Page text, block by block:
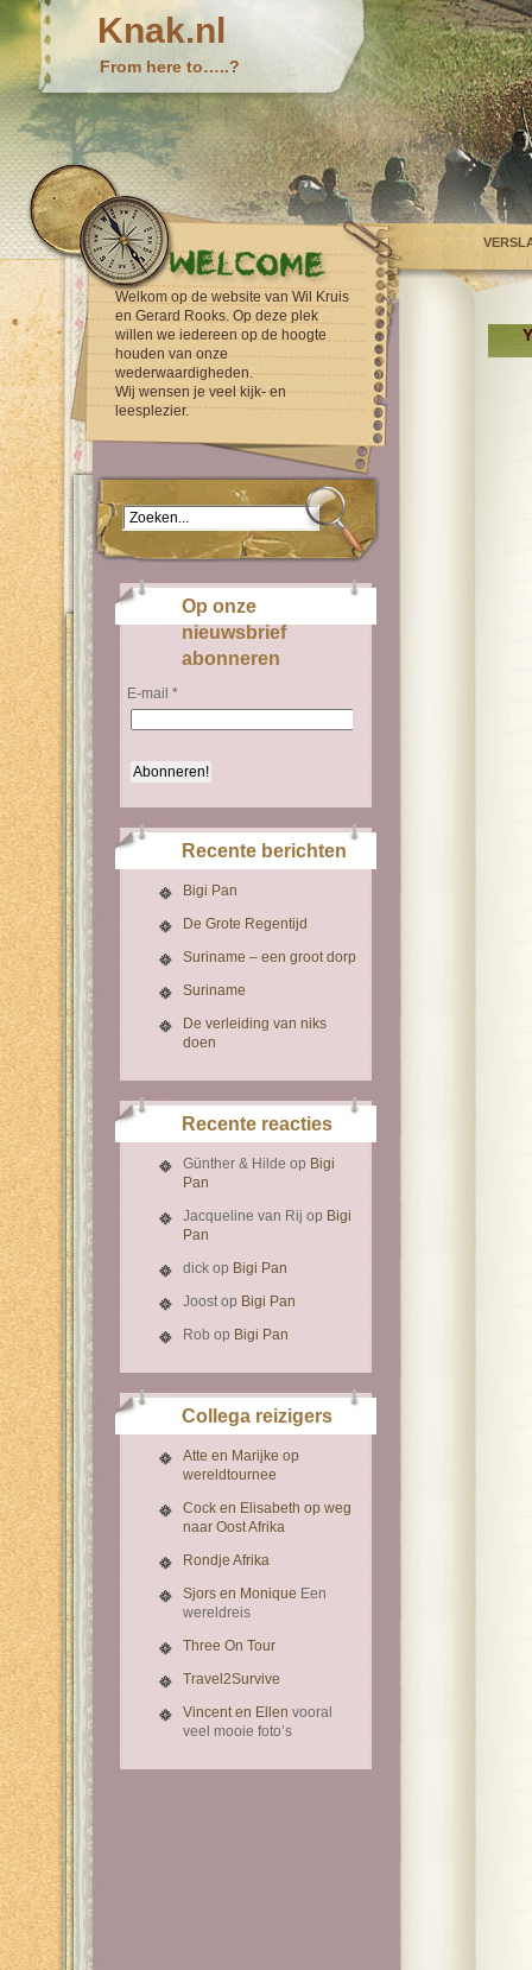
Knak.nl
From here to…..?
Welkom op de website van Wil Kruis
en Gerard Rooks. Op deze plek
willen we iedereen op de hoogte
houden van onze
wederwaardigheden.
Wij wensen je veel kijk- en
leesplezier.
Op onze
nieuwsbrief
abonneren
E-mail *
Recente berichten
Bigi Pan
De Grote Regentijd
Suriname – een groot dorp
Suriname
De verleiding van niks
doen
Recente reacties
Günther & Hilde op Bigi
Pan
Jacqueline van Rij op Bigi
Pan
dick op Bigi Pan
Joostop Bigi Pan
Rob op Bigi Pan
Collega reizigers
Atte en Marijke op
wereldtournee
Cock en Elisabeth op weg
naar Oost Afrika
Rondje Afrika
Sjors en Monique Een
wereldreis
Three On Tour
Travel2Survive
Vincent en Ellen vooral
veel mooie foto’s